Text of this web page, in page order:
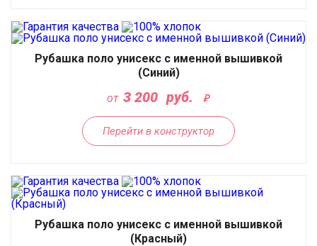
Рубашка поло унисекс с именной вышивкой
(Синий)
от 3 200 руб.
Перейти в конструктор
Рубашка поло унисекс с именной вышивкой
(Красный)